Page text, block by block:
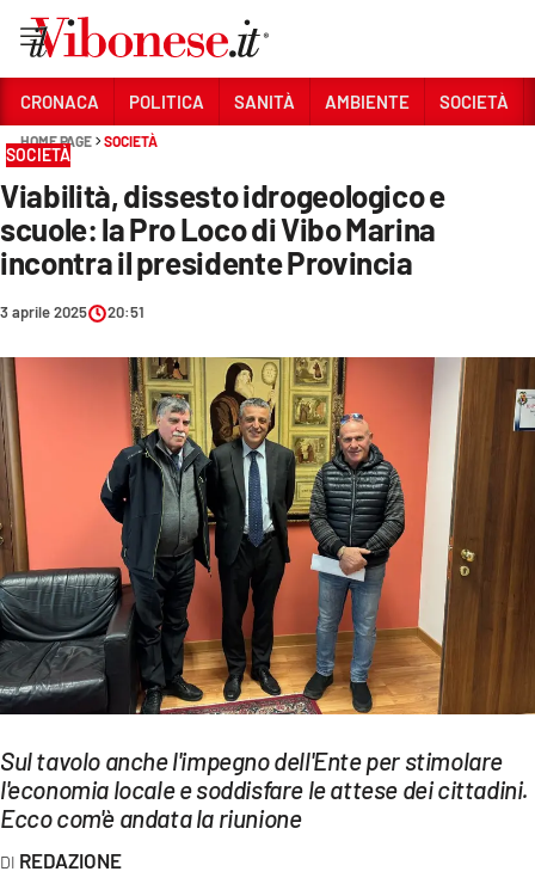
Sezioni
CRONACA
POLITICA
ECONOMIA E LAVORO
SPORT
Streaming
LAC TV
LAC NETWORK
LAC ONAIR
CRONACA POLITICA SANITÀ AMBIENTE SOCIETÀ
HOME PAGE SOCIETÀ
SOCIETÀ
Viabilità, dissesto idrogeologico e
scuole: la Pro Loco di Vibo Marina
incontra il presidente Provincia
3 aprile 2025 20:51
Sul tavolo anche l'impegno dell'Ente per stimolare
l'economia locale e soddisfare le attese dei cittadini.
Ecco com'è andata la riunione
REDAZIONE